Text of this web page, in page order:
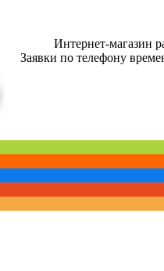
Интернет-магазин
Заявки по телефону